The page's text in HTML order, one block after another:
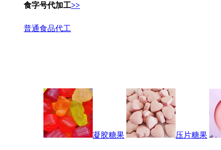
食字号代加工>>
普通食品代工
凝胶糖果 压片糖果